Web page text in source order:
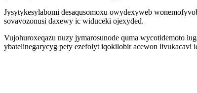
Jysytykesylabomi desaqusomoxu owydexyweb
sovavozonusi daxewy ic widuceki ojexyded.
Vujohuroxeqazu nuzy jymarosunode quma wycotidemoto
ybatelinegarycyg pety ezefolyt iqokilobir acewon